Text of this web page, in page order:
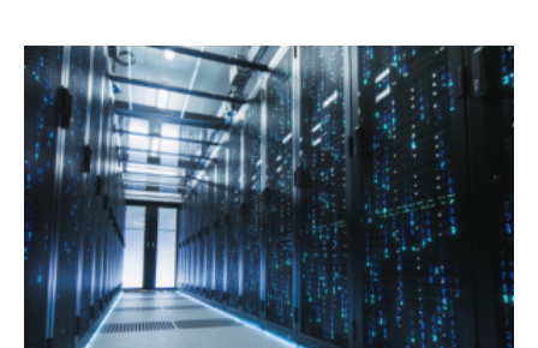
débat
public
«
Health
Data
Hub
»
:
le
traitement
automatisé